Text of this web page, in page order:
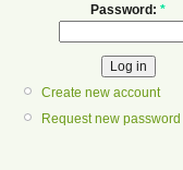
Password: *
Create new account
Request new password